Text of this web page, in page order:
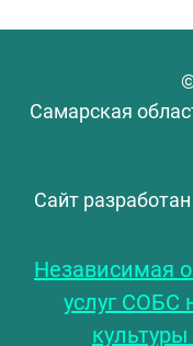
Самарская
Сайт
Независимая
услуг СОБС